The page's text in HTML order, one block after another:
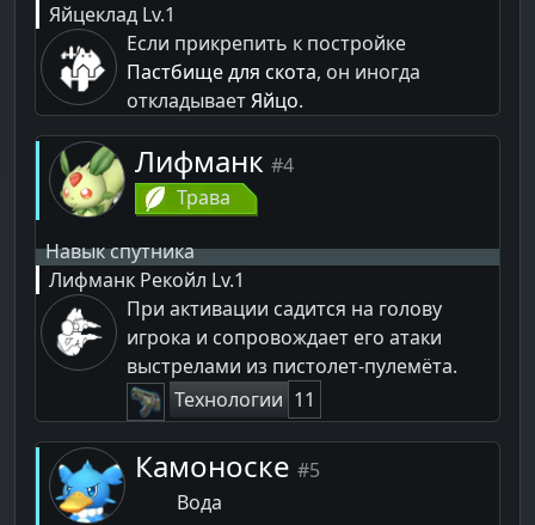
Яйцеклад Lv.1
Если прикрепить к постройке
Пастбище для скота, он иногда
откладываетЯйцо.
Лифманк #4
Трава
Навык спутника
Лифманк Рекойл Lv.1
При активации садится на голову
игрока и сопровождает его атаки
выстрелами из пистолет-пулемёта.
Технологии 11
Камоноске #5
Вода